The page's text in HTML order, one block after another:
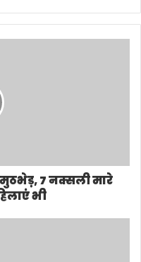
मुठभेड़, 7 नक्सली मारे
भी